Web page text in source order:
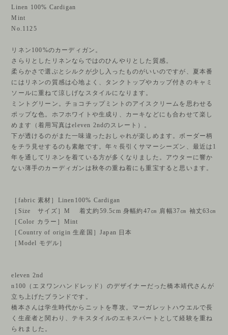
Linen 100% Cardigan
Mint
No.1125
リネン100%のカーディガン。
さらりとしたリネンならではのひんやりとした質感。
柔らかさで選ぶとシルクが少し入ったものがいいのですが、夏本番
にはリネンの質感は心地よく、タンクトップやカップ付きのキャミ
ソールに重ねて涼しげなスタイルになります。
ミントグリーン。チョコチップミントのアイスクリームを思わせる
ポップな色。ホフホワイトや生成り、カーキなどにも合わせて楽し
めます（着用写真はeleven 2ndのスレート）。
下が透けるのがまた一味違ったおしゃれが楽しめます。ボーダー柄
をチラ見せするのも素敵です。年々長引くサマーシーズン、最近は1
年を通してリネンを着ている方が多くなりました。アウターに響か
ない薄手のカーディガンは秋冬の重ね着にも重宝すると思います。
［fabric 素材］Linen100% Cardigan
［Size サイズ］M 着丈約59.5cm 身幅約47㎝ 肩幅37㎝ 袖丈63㎝
［Color カラー］Mint
［Country of origin 生産国］Japan 日本
［Model モデル］
eleven 2nd
n100（エヌワンハンドレッド）のデザイナーだった橋本靖代さんが
立ち上げたブランドです。
橋本さんは学生時代からニットを専攻。マーガレットハウエルで長
く生産者と関わり、テキスタイルのエキスパートとして経験を重ね
られました。